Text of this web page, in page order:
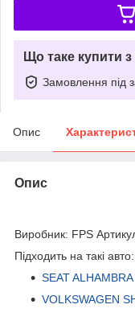
Що таке купити
Замовлення під
Опис
Опис
Виробник: FPS
Підходить на такі авто:
SEAT ALHAMBRA
VOLKSWAGEN